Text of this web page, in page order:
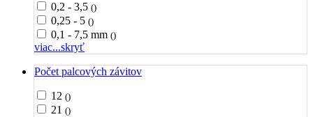
0,2 - 3,5 ()
0,25 - 5 ()
0,1 - 7,5 mm ()
viac...skryť
Počet palcových závitov
12 ()
21 ()